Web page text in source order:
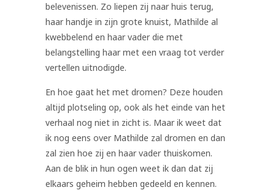
belevenissen. Zo liepen zij naar huis terug,
haar handje in zijn grote knuist, Mathilde al
kwebbelend en haar vader die met
belangstelling haar met een vraag tot verder
vertellen uitnodigde.
En hoe gaat het met dromen? Deze houden
altijd plotseling op, ook als het einde van het
verhaal nog niet in zicht is. Maar ik weet dat
ik nog eens over Mathilde zal dromen en dan
zal zien hoe zij en haar vader thuiskomen.
Aan de blik in hun ogen weet ik dan dat zij
elkaars geheim hebben gedeeld en kennen.